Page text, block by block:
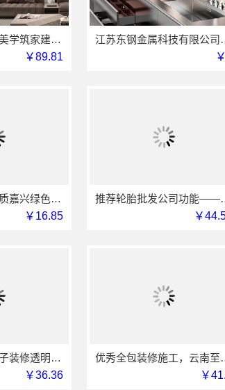
环保无甲醛湖南美学筑家建材有限公司软装配套
￥89.81
江苏东钢金属
专业家装定制优质嘉兴绿色之家建材科技有限公司
￥16.85
推荐轮胎批发
￥
东西湖工期短房子装修透明报价本地快装（湖北）科技有限公司
￥36.36
优秀全包装修施
￥